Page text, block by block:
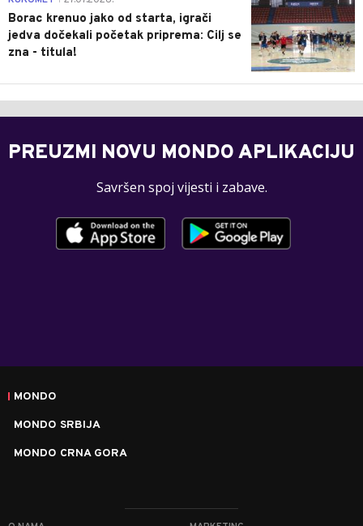
Borac krenuo jako od starta, igrači
jedva dočekali početak priprema: Cilj se
zna - titula!
PREUZMI NOVU MONDO APLIKACIJU
Savršen spoj vijesti i zabave.
MONDO
MONDO SRBIJA
MONDO CRNA GORA